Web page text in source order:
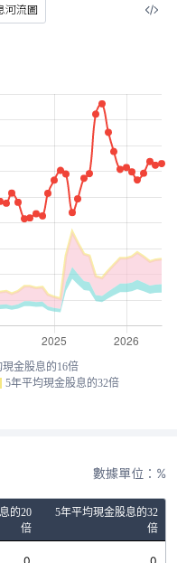
河流圖
現金股息的16倍
5年平均現金股息的32倍
數據單位：%
的20
倍
5年平均現金股息的32
倍